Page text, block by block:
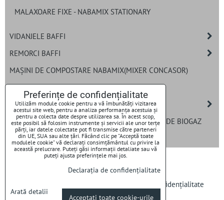
MALAXOARE FIXE - NABAMIX STATIONARY
VIDANJELE BAFFI
REMORCI BAFFI
MAȘINI DE COMPOSTARE NABAMIX(MIXER CONCASOR)
MELCI PENTRU REMORCI TEHNOLOGICE
ȘNECURI ÎNCĂRCARE
SISTEME DE DOZARE BAFFI PENTRU INSTALAȚII DE BIOGAZ
CUȚITE
Declarația de confidențialitate
Preferințe de confidențialitate
Utilizăm module cookie pentru a vă îmbunătăți vizitarea
acestui site web, pentru a analiza performanța acestuia și
pentru a colecta date despre utilizarea sa. În acest scop,
este posibil să folosim instrumente și servicii ale unor terțe
părți, iar datele colectate pot fi transmise către parteneri
din UE, SUA sau alte țări. Făcând clic pe "Acceptă toate
modulele cookie" vă declarați consimțământul cu privire la
această prelucrare. Puteți găsi informații detaliate sau vă
puteți ajusta preferințele mai jos.
Declarația de confidențialitate
Arată detalii
Acceptați toate cookie-urile